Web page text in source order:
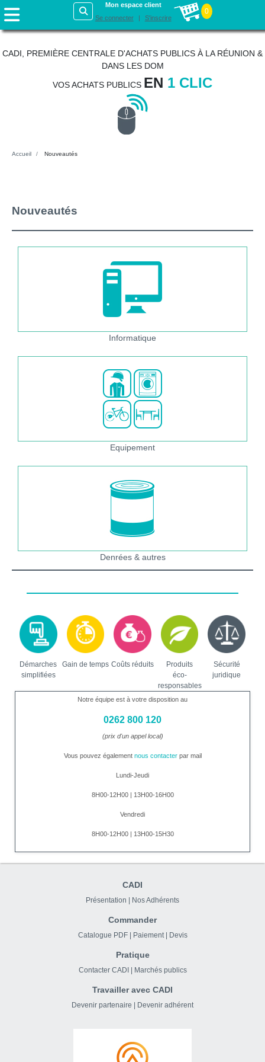
Mon espace client
Se connecter
S'inscrire
0
CADI, PREMIÈRE CENTRALE D'ACHATS PUBLICS À LA RÉUNION &
DANS LES DOM
VOS ACHATS PUBLICS EN 1 CLIC
Accueil Nouveautés
Nouveautés
Informatique
Equipement
Denrées & autres
Démarches
simplifiées
Gain de temps Coûts réduits
Produits
éco-
responsables
Sécurité
juridique
Notre équipe est à votre disposition au
0262 800 120
(prix d'un appel local)
Vous pouvez également nous contacterpar mail
Lundi-Jeudi
8H00-12H00 | 13H00-16H00
Vendredi
8H00-12H00 | 13H00-15H30
CADI
Présentation | Nos Adhérents
Commander
Catalogue PDF | Paiement | Devis
Pratique
Contacter CADI | Marchés publics
Travailler avec CADI
Devenir partenaire | Devenir adhérent